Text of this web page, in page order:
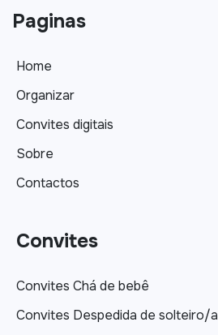
Paginas
Home
Organizar
Convites digitais
Sobre
Contactos
Convites
Convites Chá de bebê
Convites Despedida de solteiro/a